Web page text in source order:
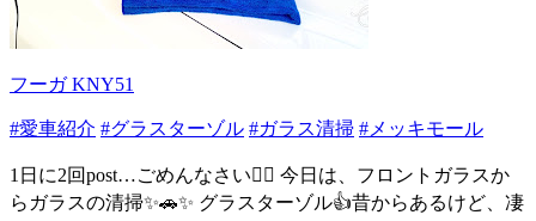
フーガ KNY51
#愛車紹介 #グラスターゾル #ガラス清掃 #メッキモール
1日に2回post…ごめんなさい🙇‍♂️ 今日は、フロントガラスか
らガラスの清掃✨🚗✨ グラスターゾル👍昔からあるけど、凄